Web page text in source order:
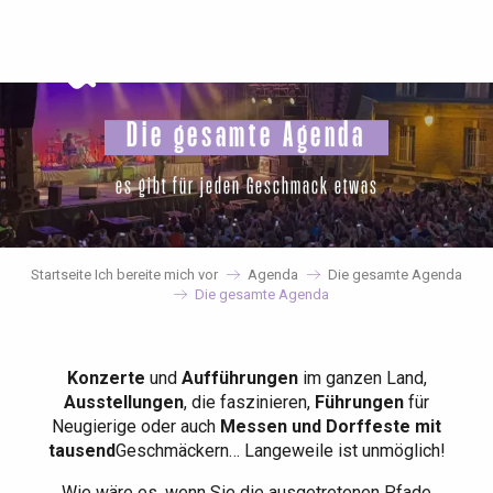
principal
Die gesamte Agenda
es gibt für jeden Geschmack etwas
Startseite Ich bereite mich vor Agenda
Die gesamte Agenda
Die gesamte Agenda
Konzerte und Aufführungenim ganzen Land,
Ausstellungen, die faszinieren, Führungen für
Neugierige oder auch Messen und Dorffeste mit
tausendGeschmäckern… Langeweile ist unmöglich!